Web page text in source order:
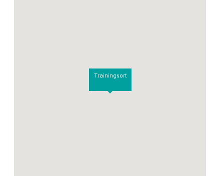
Trainingsort